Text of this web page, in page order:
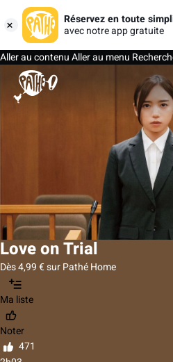
Réservez en toute
avec notre app gratuite
Aller au contenuAller au menu
Love on Trial
Dès 4,99 € sur Pathé Home
Ma liste
Noter
471